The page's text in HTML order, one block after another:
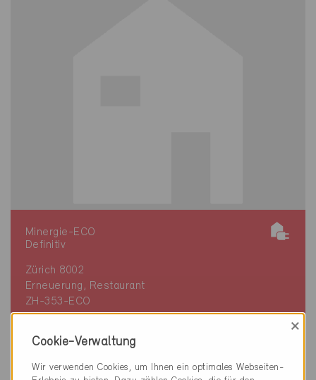
Minergie-ECO
Definitiv
Zürich 8002
Erneuerung, Restaurant
ZH-353-ECO
Cookie-Verwaltung
×
Wir verwenden Cookies, um Ihnen ein optimales Webseiten-